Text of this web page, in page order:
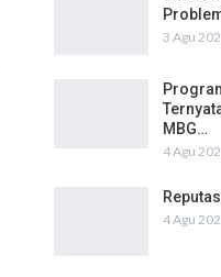
3 Agu
MBG…
4 Agu
4 Agu